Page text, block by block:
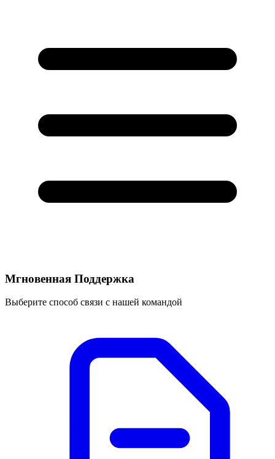
Мгновенная Поддержка
Выберите способ связи с нашей командой